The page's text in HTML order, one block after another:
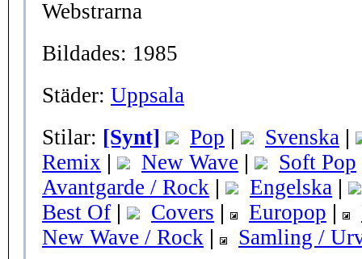
Webstrarna
Bildades: 1985
Städer: Uppsala
Stilar: [Synt] Pop | Svenska |
Remix | New Wave |
Soft Pop
Avantgarde / Rock | Engelska |
Best Of | Covers | Europop |
New Wave / Rock | Samling /